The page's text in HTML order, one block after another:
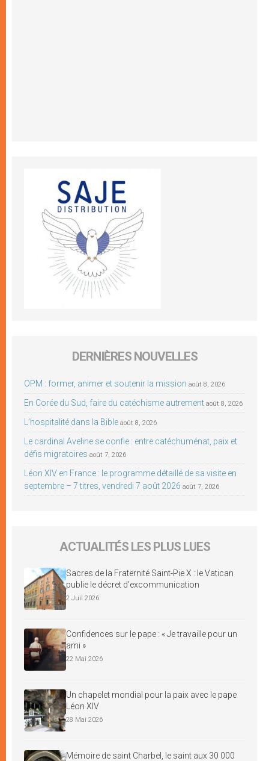
DERNIÈRES NOUVELLES
OPM : former, animer et soutenir la mission août 8, 2026
En Corée du Sud, faire du catéchisme autrement août 8, 2026
L’hospitalité dans la Bible août 8, 2026
Le cardinal Aveline se confie : entre catéchuménat, paix et
défis migratoires août 7, 2026
Léon XIV en France : le programme détaillé de sa visite en
septembre – 7 titres, vendredi 7 août 2026 août 7, 2026
ACTUALITÉS LES PLUS LUES
Sacres de la Fraternité Saint-Pie X : le Vatican
publie le décret d’excommunication
2 Juil 2026
Confidences sur le pape : « Je travaille pour un
ami »
22 Mai 2026
Un chapelet mondial pour la paix avec le pape
Léon XIV
28 Mai 2026
Mémoire de saint Charbel, le saint aux 30 000